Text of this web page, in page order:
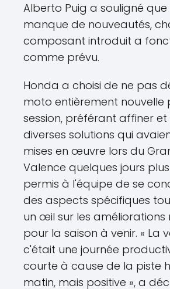
Alberto Puig a souligné
manque de nouveautés,
composant introduit a
comme prévu.
Honda a choisi de ne pas
moto entièrement nouvelle
session, préférant affiner
diverses solutions qui
mises en œuvre lors du
Valence quelques jours
permis à l'équipe de se
des aspects spécifiques
un œil sur les améliorations
pour la saison à venir. « La
c'était une journée
courte à cause de la piste
matin, mais positive », a